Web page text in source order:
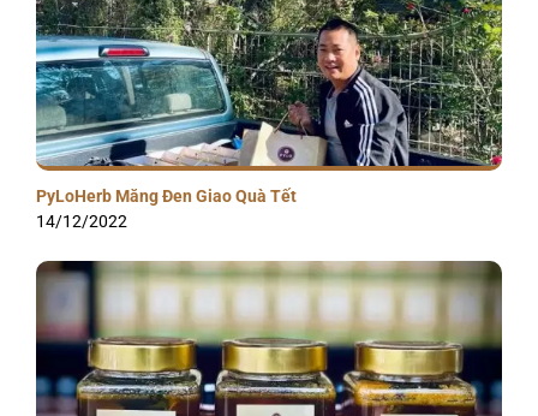
PyLoHerb Măng Đen Giao Quà Tết
14/12/2022